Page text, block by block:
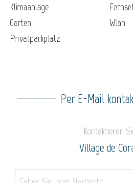
Klimaanlage
Garten
Privatparkplatz
Wlan
Per E-Mail
Kontaktieren
Village de